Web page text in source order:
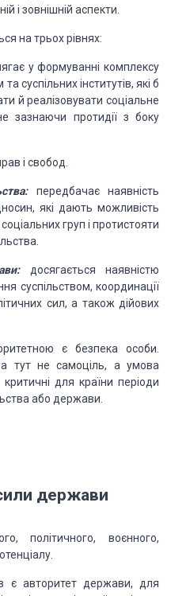
і зовнішній аспекти.
на трьох рівнях:
у формуванні комплексу
суспільних інститутів, які б
й реалізовувати соціальне
зазнаючи протидії з боку
і свобод.
передбачає наявність
які дають можливість
груп і протистояти
досягається наявністю
суспільством, координації
сил, а також дійових
є безпека особи.
тут не самоціль, а умова
для країни періоди
або держави.
держави
політичного, воєнного,
є авторитет держави, для